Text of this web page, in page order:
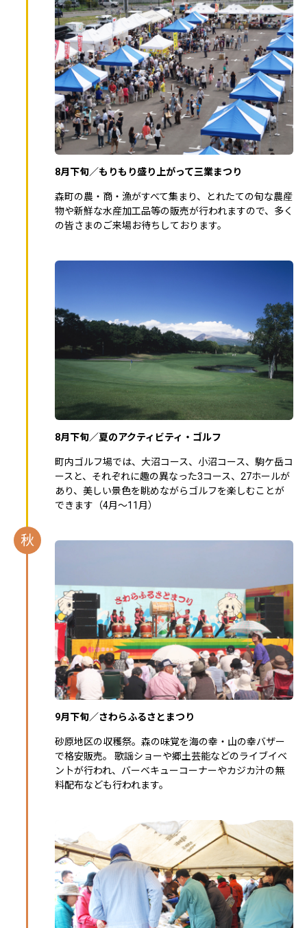
8月下旬／もりもり盛り上がって三業まつり
森町の農・商・漁がすべて集まり、とれたての旬な農産
物や新鮮な水産加工品等の販売が行われますので、多く
の皆さまのご来場お待ちしております。
8月下旬／夏のアクティビティ・ゴルフ
町内ゴルフ場では、大沼コース、小沼コース、駒ケ岳コ
ースと、それぞれに趣の異なった3コース、27ホールが
あり、美しい景色を眺めながらゴルフを楽しむことが
できます（4月～11月）
秋
9月下旬／さわらふるさとまつり
砂原地区の収穫祭。森の味覚を海の幸・山の幸バザー
で格安販売。 歌謡ショーや郷土芸能などのライブイベ
ン卜が行われ、バーベキューコーナーやカジカ汁の無
料配布なども行われます。